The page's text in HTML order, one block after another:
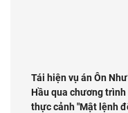
Tái hiện vụ án Ôn Như
Hầu qua chương trình
thực cảnh "Mật lệnh